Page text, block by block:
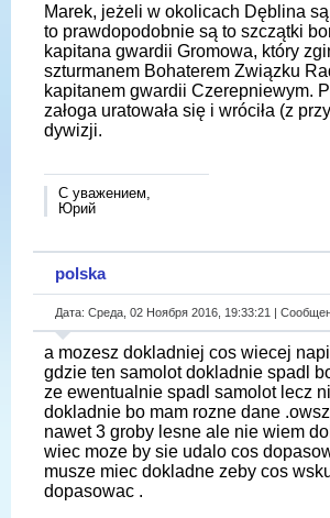
Marek, jeżeli w okolicach Dęblina
to prawdopodobnie są to szczątki
kapitana gwardii Gromowa, który
szturmanem Bohaterem Związku
kapitanem gwardii Czerepniewym.
załoga uratowała się i wróciła (z
dywizji.
С уважением,
Юрий
polska
Дата: Среда, 02 Ноября 2016, 19:33:21 |
a mozesz dokladniej cos wiecej
gdzie ten samolot dokladnie spadl
ze ewentualnie spadl samolot lecz
dokladnie bo mam rozne dane
nawet 3 groby lesne ale nie wiem
wiec moze by sie udalo cos
musze miec dokladne zeby cos
dopasowac .